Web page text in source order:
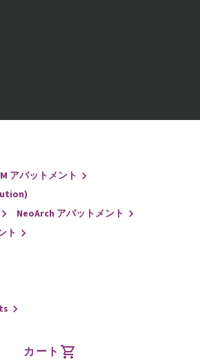
アバットメント
NeoArch アバットメント
ト
カート